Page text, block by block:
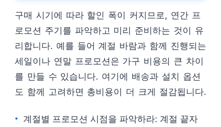
구매 시기에 따라 할인 폭이 커지므로, 연간 프
로모션 주기를 파악하고 미리 준비하는 것이 유
리합니다. 예를 들어 계절 바람과 함께 진행되는
세일이나 연말 프로모션은 가구 비용의 큰 차이
를 만들 수 있습니다. 여기에 배송과 설치 옵션
도 함께 고려하면 총비용이 더 크게 절감됩니다.
계절별 프로모션 시점을 파악하라: 계절 끝자